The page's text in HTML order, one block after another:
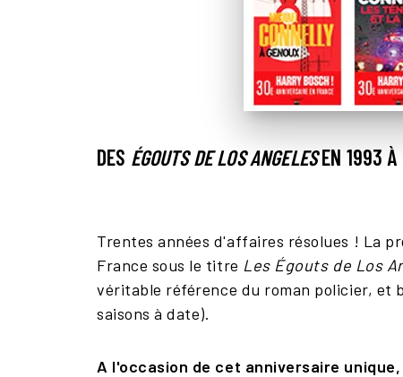
DES ÉGOUTS DE LOS ANGELESEN 1993 À
Trentes années d'affaires résolues ! La
France sous le titre Les Égouts de Los
véritable référence du roman policier, et
saisons à date).
A l'occasion de cet anniversaire